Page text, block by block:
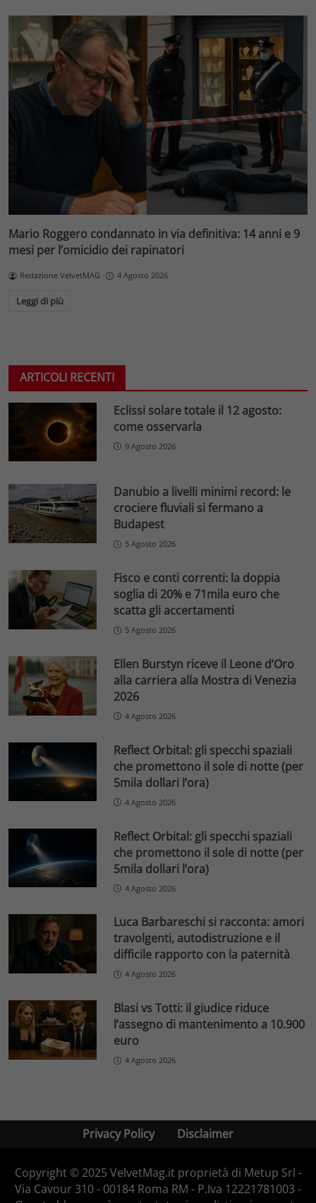
Mario Roggero condannato in via definitiva: 14 anni e 9
mesi per l’omicidio dei rapinatori
Redazione VelvetMAG 4 Agosto 2026
Leggi di più
ARTICOLI RECENTI
Eclissi solare totale il 12 agosto:
come osservarla
9 Agosto 2026
Danubio a livelli minimi record: le
crociere fluviali si fermano a
Budapest
5 Agosto 2026
Fisco e conti correnti: la doppia
soglia di 20% e 71mila euro che
scatta gli accertamenti
5 Agosto 2026
Ellen Burstyn riceve il Leone d’Oro
alla carriera alla Mostra di Venezia
2026
4 Agosto 2026
Reflect Orbital: gli specchi spaziali
che promettono il sole di notte (per
5mila dollari l’ora)
4 Agosto 2026
Reflect Orbital: gli specchi spaziali
che promettono il sole di notte (per
5mila dollari l’ora)
4 Agosto 2026
Luca Barbareschi si racconta: amori
travolgenti, autodistruzione e il
difficile rapporto con la paternità
4 Agosto 2026
Blasi vs Totti: il giudice riduce
l’assegno di mantenimento a 10.900
euro
4 Agosto 2026
Privacy Policy Disclaimer
Copyright © 2025 VelvetMag.it proprietà di Metup Srl -
Via Cavour 310 - 00184 Roma RM - P.Iva 12221781003 -